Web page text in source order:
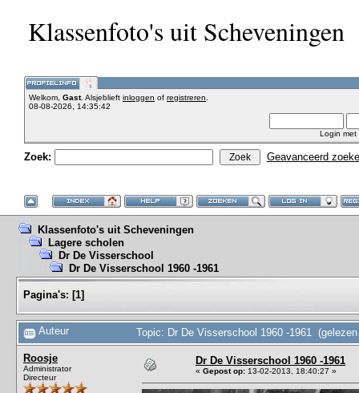
Klassenfoto's uit Scheveningen
Welkom, Gast. Alsjeblieft inloggen of registreren
08-08-2026, 14:35:42
Login met
Zoek: Geavanceerd
Klassenfoto's uit Scheveningen
Lagere scholen
Dr De Visserschool
Dr De Visserschool 1960 -1961
Pagina's: [1]
Auteur Topic: Dr De Visserschool 1960 -1961
Roosje
Administrator
Directeur
Dr De Visserschool 1960 -1961
« Gepost op: 13-02-2013, 18:40:27 »